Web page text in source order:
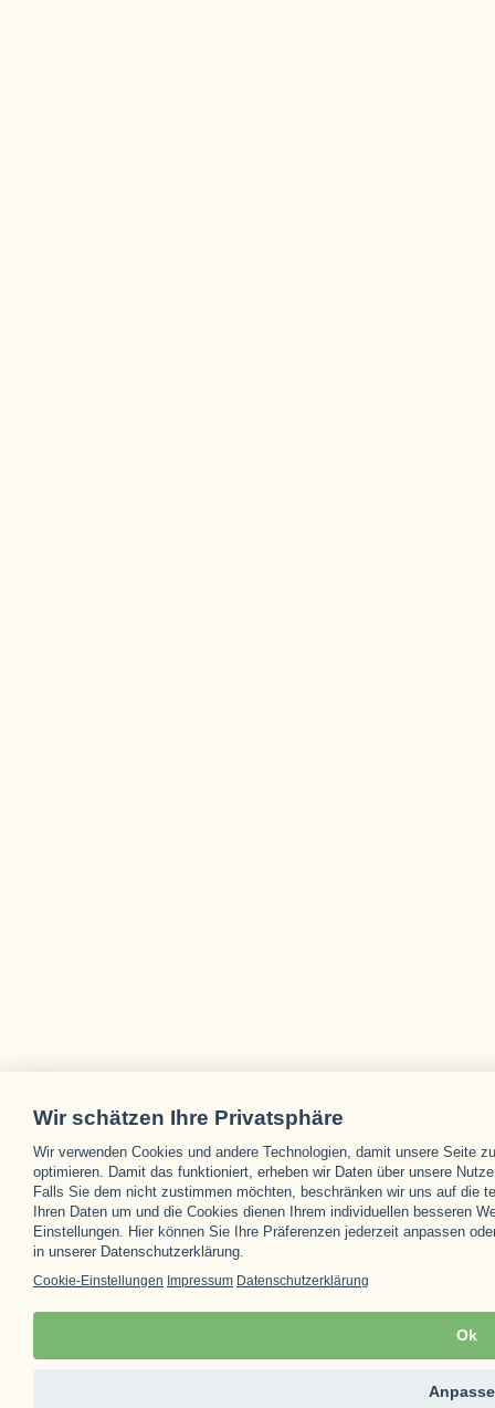
Wir schätzen Ihre Privatsphäre
Wir verwenden Cookies und andere Technologien, damit unsere Seite
optimieren. Damit das funktioniert, erheben wir Daten über unsere
Falls Sie dem nicht zustimmen möchten, beschränken wir uns auf die
Ihren Daten um und die Cookies dienen Ihrem individuellen besseren
Einstellungen. Hier können Sie Ihre Präferenzen jederzeit anpassen
in unserer Datenschutzerklärung.
Cookie-Einstellungen Impressum Datenschutzerklärung
Ok